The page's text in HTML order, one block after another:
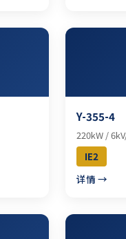
Y-355-4
220kW /
IE2
详情 →